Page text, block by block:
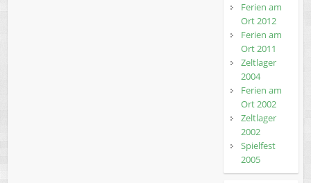
Ferien am
Ort 2012
Ferien am
Ort 2011
Zeltlager
2004
Ferien am
Ort 2002
Zeltlager
2002
Spielfest
2005